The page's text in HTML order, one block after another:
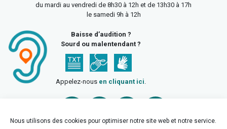
Nous utilisons des cookies pour optimiser notre site web et notre service.
du mardi au vendredi de 8h30 à 12h et de 13h30 à 17h
le samedi 9h à 12h
Baisse d’audition ?
Sourd ou malentendant ?
Appelez-nous en cliquant ici.